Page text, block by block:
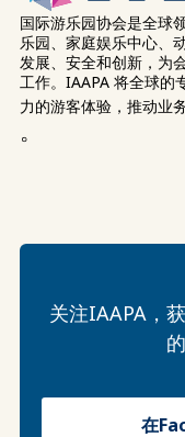
国际游乐园协会是全球
乐园、家庭娱乐中心、
发展、安全和创新，为
工作。IAAPA 将全球的
力的游客体验，推动业务
。
关注IAAPA，
在